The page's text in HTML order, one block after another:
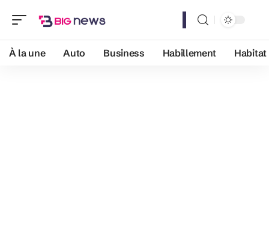
À la une Auto Business Habillement Habitat